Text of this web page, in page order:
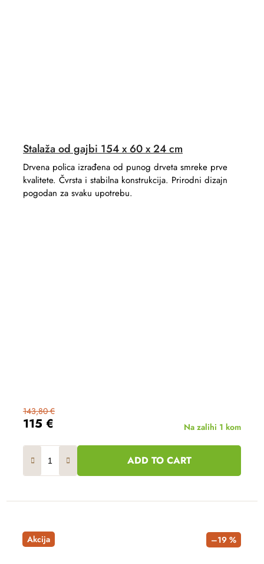
Stalaža od gajbi 154 x 60 x 24 cm
115 €
143,80 €
Na zalihi 1 kom
ADD TO CART
Drvena polica izrađena od punog drveta smreke prve
kvalitete. Čvrsta i stabilna konstrukcija. Prirodni dizajn
pogodan za svaku upotrebu.
Akcija –19 %